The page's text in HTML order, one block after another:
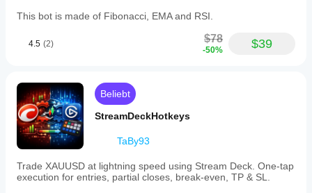
This bot is made of Fibonacci, EMA and RSI.
4.5 (2) $78
-50% $39
Beliebt
StreamDeckHotkeys
TaBy93
Trade XAUUSD at lightning speed using Stream Deck. One-tap
execution for entries, partial closes, break-even, TP & SL.